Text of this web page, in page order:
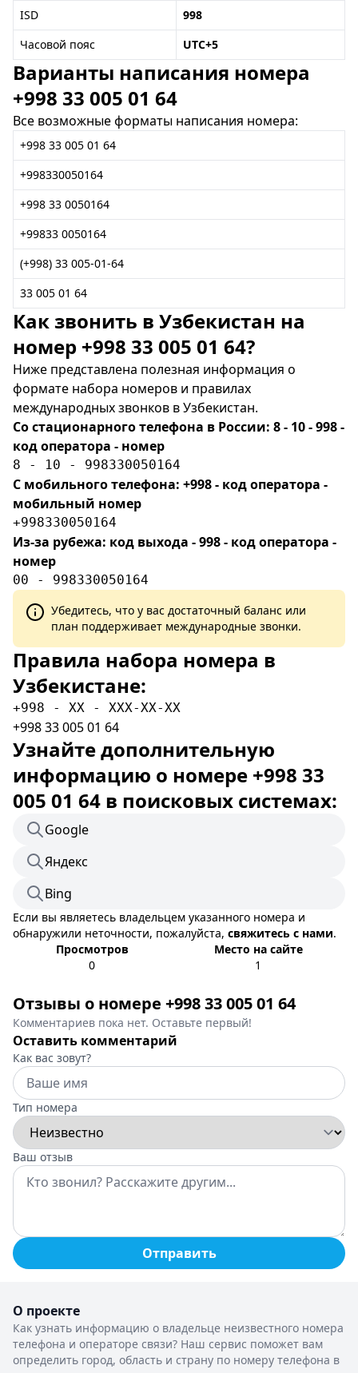
ISD
998
Часовой пояс
UTC+5
Варианты написания номера
+998 33 005 01 64
Все возможные форматы написания номера:
+998 33 005 01 64
+998330050164
+998 33 0050164
+99833 0050164
(+998) 33 005-01-64
33 005 01 64
Как звонить в Узбекистан на
номер +998 33 005 01 64?
Ниже представлена полезная информация о
формате набора номеров и правилах
международных звонков в Узбекистан.
Со стационарного телефона в России: 8 - 10 - 998 -
код оператора - номер
8 - 10 - 998330050164
С мобильного телефона: +998 - код оператора -
мобильный номер
+998330050164
Из-за рубежа: код выхода - 998 - код оператора -
номер
00 - 998330050164
Убедитесь, что у вас достаточный баланс или
план поддерживает международные звонки.
Правила набора номера в
Узбекистане:
+998 - XX - XXX-XX-XX
+998 33 005 01 64
Узнайте дополнительную
информацию о номере +998 33
005 01 64 в поисковых системах:
Google
Яндекс
Bing
Если вы являетесь владельцем указанного номера и
обнаружили неточности, пожалуйста, свяжитесь с нами.
Просмотров
0
Место на сайте
1
Отзывы о номере +998 33 005 01 64
Комментариев пока нет. Оставьте первый!
Оставить комментарий
Как вас зовут?
Тип номера
Ваш отзыв
Отправить
О проекте
Как узнать информацию о владельце неизвестного номера
телефона и операторе связи? Наш сервис поможет вам
определить город, область и страну по номеру телефона в